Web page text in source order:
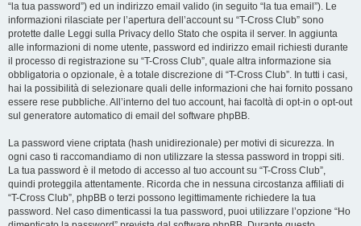
“la tua password”) ed un indirizzo email valido (in seguito “la tua email”). Le
informazioni rilasciate per l’apertura dell’account su “T-Cross Club” sono
protette dalle Leggi sulla Privacy dello Stato che ospita il server. In aggiunta
alle informazioni di nome utente, password ed indirizzo email richiesti durante
il processo di registrazione su “T-Cross Club”, quale altra informazione sia
obbligatoria o opzionale, è a totale discrezione di “T-Cross Club”. In tutti i casi,
hai la possibilità di selezionare quali delle informazioni che hai fornito possano
essere rese pubbliche. All’interno del tuo account, hai facoltà di opt-in o opt-out
sul generatore automatico di email del software phpBB.
La password viene criptata (hash unidirezionale) per motivi di sicurezza. In
ogni caso ti raccomandiamo di non utilizzare la stessa password in troppi siti.
La tua password è il metodo di accesso al tuo account su “T-Cross Club”,
quindi proteggila attentamente. Ricorda che in nessuna circostanza affiliati di
“T-Cross Club”, phpBB o terzi possono legittimamente richiedere la tua
password. Nel caso dimenticassi la tua password, puoi utilizzare l’opzione “Ho